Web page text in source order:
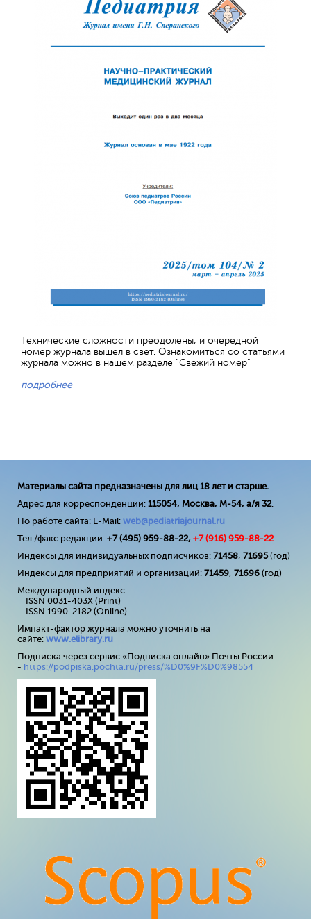
Технические сложности преодолены, и очередной
номер журнала вышел в свет. Ознакомиться со статьями
журнала можно в нашем разделе "Свежий номер"
подробнее
Материалы сайта предназначены для лиц 18 лет и старше.
Адрес для корреспонденции: 115054, Москва, М-54, а/я 32.
По работе сайта: E-Mail: web@pediatriajournal.ru
Тел./факс редакции: +7 (495) 959-88-22, +7 (916) 959-88-22
Индексы для индивидуальных подписчиков: 71458, 71695(год)
Индексы для предприятий и организаций: 71459, 71696 (год)
Международный индекс:
ISSN 0031-403X (Print)
ISSN 1990-2182 (Online)
Импакт-фактор журнала можно уточнить на
сайте: www.elibrary.ru
Подписка через сервис «Подписка онлайн» Почты России
- https://podpiska.pochta.ru/press/%D0%9F%D0%98554